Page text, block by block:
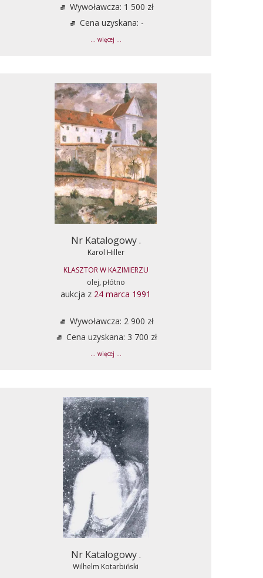
Wywoławcza: 1 500 zł
Cena uzyskana: -
... więcej ...
Nr Katalogowy .
Karol Hiller
KLASZTOR W KAZIMIERZU
olej, płótno
aukcja z 24 marca 1991
Wywoławcza: 2 900 zł
Cena uzyskana: 3 700 zł
... więcej ...
Nr Katalogowy .
Wilhelm Kotarbiński